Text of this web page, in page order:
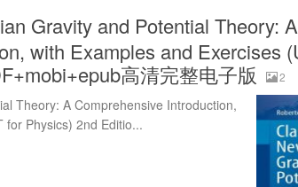
Gravity and Potential Theory: A
with Examples and Exercises
高清完整电子版
2
Theory: A Comprehensive Introduction,
for Physics) 2nd Editio...